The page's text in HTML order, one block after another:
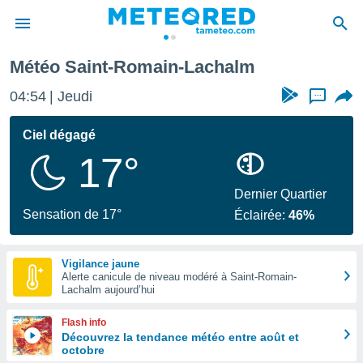
de
Météo Saint-Romain-Lachalm
04:54 Jeudi ...
Ciel dégagé
17°
Sensation de 17°
Dernier Quartier
Éclairée:46%
Vigilance jaune
Alerte canicule de niveau modéré à Saint-Romain-
Lachalm aujourd’hui
Flash info
Découvrez la tendance météo entre août et
octobre